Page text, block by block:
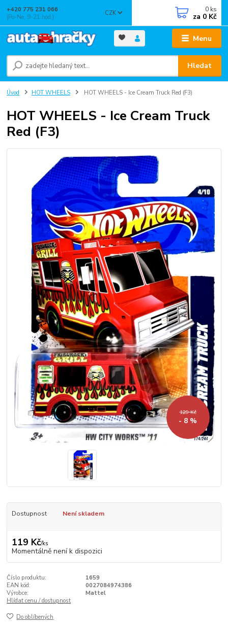
Menu
CZK
Hledat
+420 775 231 066
(Po-Ne, 9-21 hod.)
0 ks
za 0 Kč
Úvod HOT WHEELS HOT WHEELS - Ice Cream Truck Red (F3)
HOT WHEELS - Ice Cream Truck
Red (F3)
129 Kč
- 8 %
Dostupnost Není skladem
119 Kč/ks
Momentálně není k dispozici
Číslo produktu:
1659
EAN kód:
0027084974386
Výrobce:
Mattel
Hlídat cenu / dostupnost
Do oblíbených